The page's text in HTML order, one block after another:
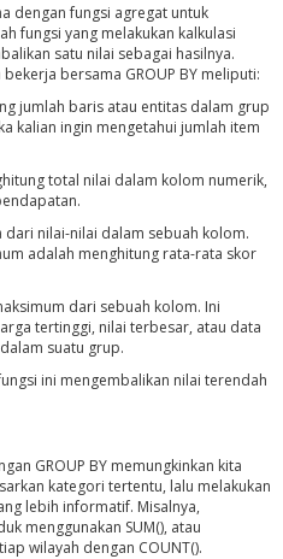
dengan fungsi agregat untuk
fungsi yang melakukan kalkulasi
satu nilai sebagai hasilnya.
bersama GROUP BY meliputi:
jumlah baris atau entitas dalam grup
kalian ingin mengetahui jumlah item
total nilai dalam kolom numerik,
dari nilai-nilai dalam sebuah kolom.
adalah menghitung rata-rata skor
dari sebuah kolom. Ini
tertinggi, nilai terbesar, atau data
suatu grup.
ini mengembalikan nilai terendah
GROUP BY memungkinkan kita
kategori tertentu, lalu melakukan
lebih informatif. Misalnya,
menggunakan SUM(), atau
wilayah dengan COUNT().